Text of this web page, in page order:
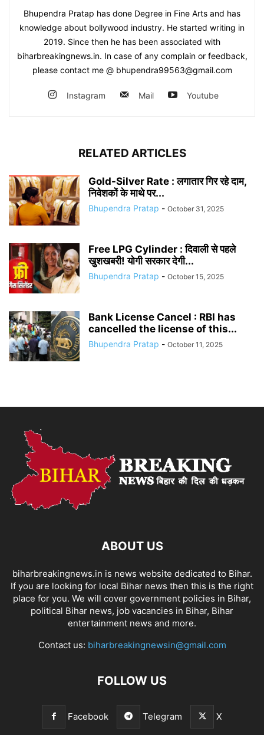
Bhupendra Pratap has done Degree in Fine Arts and has
knowledge about bollywood industry. He started writing in
2019. Since then he has been associated with
biharbreakingnews.in. In case of any complain or feedback,
please contact me @ bhupendra99563@gmail.com
Instagram Mail Youtube
RELATED ARTICLES
Gold-Silver Rate : लगातार गिर रहे दाम,
निवेशकों के माथे पर...
Bhupendra Pratap - October 31, 2025
Free LPG Cylinder : दिवाली से पहले
खुशखबरी! योगी सरकार देगी...
Bhupendra Pratap - October 15, 2025
Bank License Cancel : RBI has
cancelled the license of this...
Bhupendra Pratap - October 11, 2025
ABOUT US
biharbreakingnews.in is news website dedicated to Bihar.
If you are looking for local Bihar news then this is the right
place for you. We will cover government policies in Bihar,
political Bihar news, job vacancies in Bihar, Bihar
entertainment news and more.
Contact us: biharbreakingnewsin@gmail.com
FOLLOW US
Facebook Telegram X